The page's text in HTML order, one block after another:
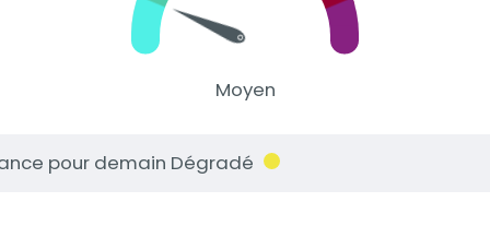
Moyen
pour demain Dégradé